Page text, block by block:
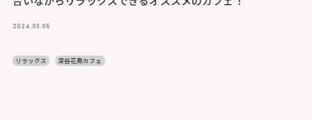
2024.03.05
リラックス 深谷花鳥カフェ